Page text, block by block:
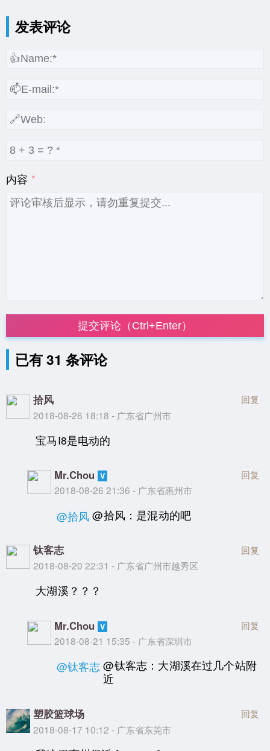
发表评论
内容
提交评论（Ctrl+Enter）
已有 31 条评论
拾风
2018-08-26 18:18 - 广东省广州市
回复
宝马I8是电动的
Mr.Chou
2018-08-26 21:36 - 广东省惠州市
回复
@拾风 @拾风：是混动的吧
钛客志
2018-08-20 22:31 - 广东省广州市越秀区
回复
大湖溪？？？
Mr.Chou
2018-08-21 15:35 - 广东省深圳市
回复
@钛客志 @钛客志：大湖溪在过几个站附
近
塑胶篮球场
2018-08-17 10:12 - 广东省东莞市
回复